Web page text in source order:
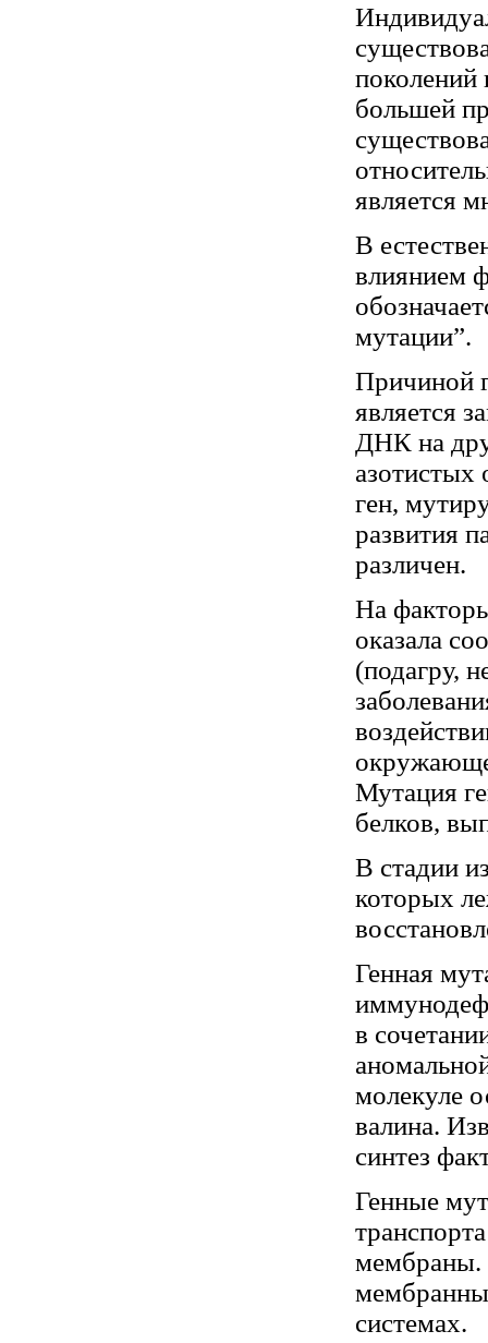
поколений
большей
является
В
влиянием
мутации”.
Причиной
является
ДНК на
ген,
развития
различен.
На
оказала
(подагру,
Мутация
белков,
В стадии
которых
Генная
в
молекуле
валина.
синтез
Генные
мембраны.
системах.